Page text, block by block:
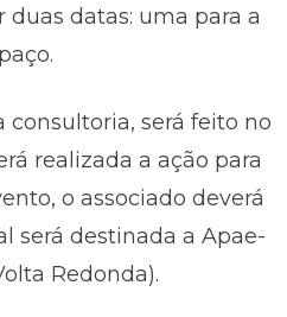
datas: uma para a
consultoria, será feito no
realizada a ação para
o associado deverá
será destinada a Apae-
Redonda).